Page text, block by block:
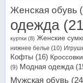
Женская обувь
одежда
куртки (8) Женские
нижнее белье (10)
Кофты (16) Кроссовки
(9) Модная одежда
Мужская обувь